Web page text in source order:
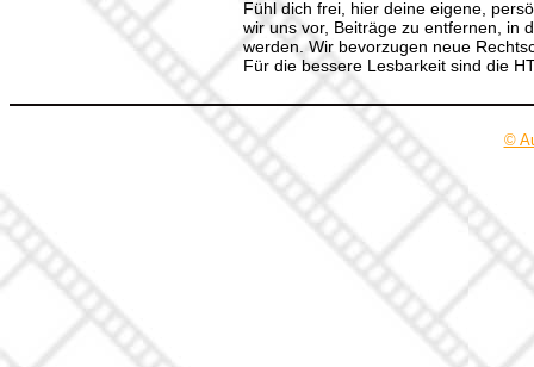
Fühl dich frei, hier deine eigene,
wir uns vor, Beiträge zu entfernen, in
werden. Wir bevorzugen neue
Für die bessere Lesbarkeit sind die
©